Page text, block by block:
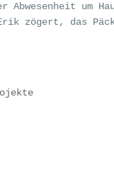
Abwesenheit um
zögert, das